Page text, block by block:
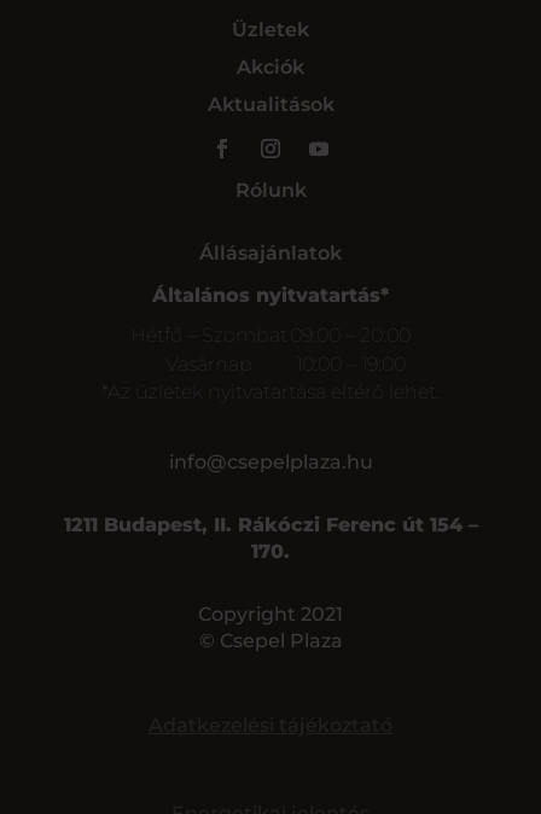
Üzletek
Akciók
Aktualitások
Rólunk
Állásajánlatok
Általános nyitvatartás*
Hétfő – Szombat
09:00 – 20:00
Vasárnap
*Az üzletek nyitvatartása eltérő lehet.
info@csepelplaza.hu
1211 Budapest, II. Rákóczi Ferenc út 154 –
170.
Copyright 2021
© Csepel Plaza